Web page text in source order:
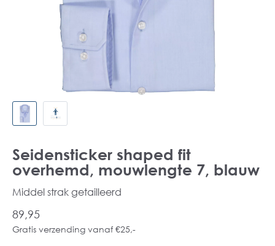
Seidensticker shaped fit
overhemd, mouwlengte 7, blauw
Middel strak getailleerd
89,95
Gratis verzending vanaf €25,-